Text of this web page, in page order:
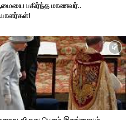
ஆமையை பகிர்ந்த மாணவர்..